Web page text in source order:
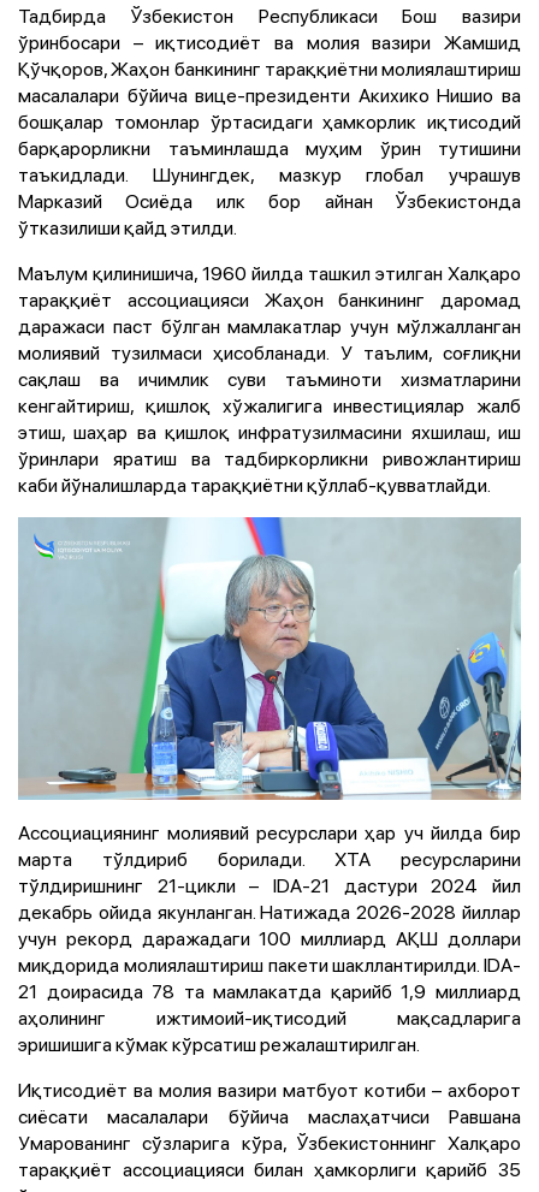
Тадбирда Ўзбекистон Республикаси Бош вазири
ўринбосари – иқтисодиёт ва молия вазири Жамшид
Қўчқоров, Жаҳон банкининг тараққиётни молиялаштириш
масалалари бўйича вице-президенти Акихико Нишио ва
бошқалар томонлар ўртасидаги ҳамкорлик иқтисодий
барқарорликни таъминлашда муҳим ўрин тутишини
таъкидлади. Шунингдек, мазкур глобал учрашув
Марказий Осиёда илк бор айнан Ўзбекистонда
ўтказилиши қайд этилди.
Маълум қилинишича, 1960 йилда ташкил этилган Халқаро
тараққиёт ассоциацияси Жаҳон банкининг даромад
даражаси паст бўлган мамлакатлар учун мўлжалланган
молиявий тузилмаси ҳисобланади. У таълим, соғлиқни
сақлаш ва ичимлик суви таъминоти хизматларини
кенгайтириш, қишлоқ хўжалигига инвестициялар жалб
этиш, шаҳар ва қишлоқ инфратузилмасини яхшилаш, иш
ўринлари яратиш ва тадбиркорликни ривожлантириш
каби йўналишларда тараққиётни қўллаб-қувватлайди.
Ассоциациянинг молиявий ресурслари ҳар уч йилда бир
марта тўлдириб борилади. ХТА ресурсларини
тўлдиришнинг 21-цикли – IDA-21 дастури 2024 йил
декабрь ойида якунланган. Натижада 2026-2028 йиллар
учун рекорд даражадаги 100 миллиард АҚШ доллари
миқдорида молиялаштириш пакети шакллантирилди. IDA-
21 доирасида 78 та мамлакатда қарийб 1,9 миллиард
аҳолининг ижтимоий-иқтисодий мақсадларига
эришишига кўмак кўрсатиш режалаштирилган.
Иқтисодиёт ва молия вазири матбуот котиби – ахборот
сиёсати масалалари бўйича маслаҳатчиси Равшана
Умарованинг сўзларига кўра, Ўзбекистоннинг Халқаро
тараққиёт ассоциацияси билан ҳамкорлиги қарийб 35